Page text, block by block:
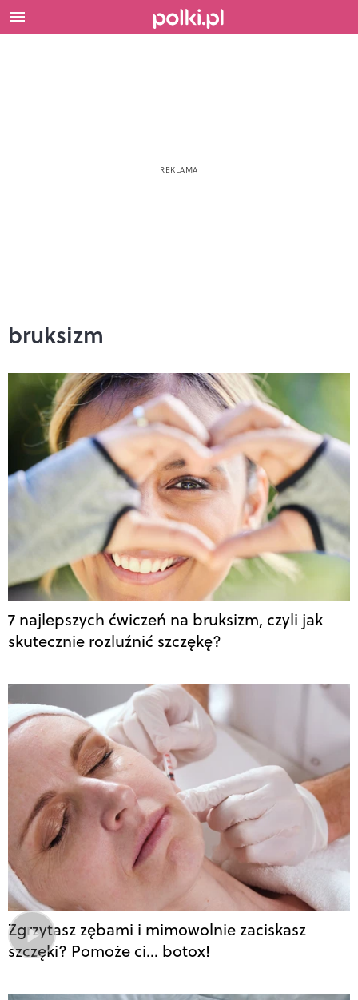
bruksizm
7 najlepszych ćwiczeń na bruksizm, czyli jak
skutecznie rozluźnić szczękę?
Zgrzytasz zębami i mimowolnie zaciskasz
szczęki? Pomoże ci… botox!